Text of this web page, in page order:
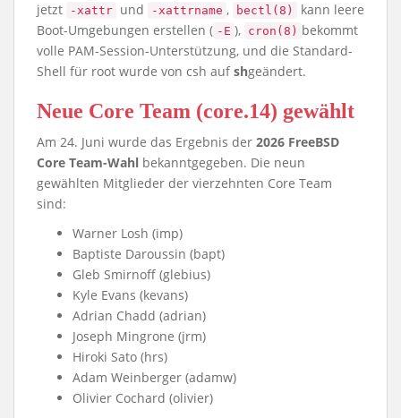
jetzt
-xattr und -xattrname , bectl(8)
kann leere
Boot-Umgebungen erstellen ( -E ), cron(8) bekommt
volle PAM-Session-Unterstützung, und die Standard-
Shell für root wurde von csh aufshgeändert.
Neue Core Team (core.14) gewählt
Am 24. Juni wurde das Ergebnis der 2026 FreeBSD
Core Team-Wahl bekanntgegeben. Die neun
gewählten Mitglieder der vierzehnten Core Team
sind:
Warner Losh (imp)
Baptiste Daroussin (bapt)
Gleb Smirnoff (glebius)
Kyle Evans (kevans)
Adrian Chadd (adrian)
Joseph Mingrone (jrm)
Hiroki Sato (hrs)
Adam Weinberger (adamw)
Olivier Cochard (olivier)